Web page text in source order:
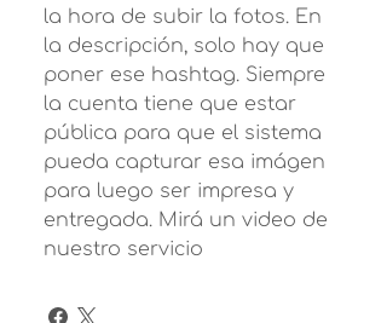
la hora de subir la fotos. En
la descripción, solo hay que
poner ese hashtag. Siempre
la cuenta tiene que estar
pública para que el sistema
pueda capturar esa imágen
para luego ser impresa y
entregada. Mirá un video de
nuestro servicio